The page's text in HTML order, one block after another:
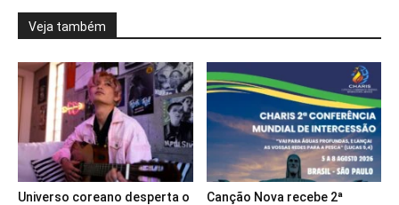
Veja também
Universo coreano desperta o
Canção Nova recebe 2ª